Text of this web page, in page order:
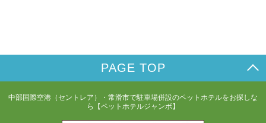
PAGE TOP
中部国際空港（セントレア）・常滑市で駐車場併設のペットホテルをお探しな
ら【ペットホテルジャンボ】